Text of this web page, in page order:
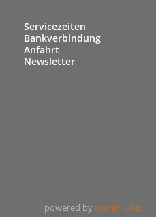
Servicezeiten
Bankverbindung
Anfahrt
Newsletter
powered by Komm.ONE